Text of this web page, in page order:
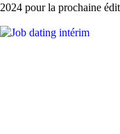
2024 pour la prochaine